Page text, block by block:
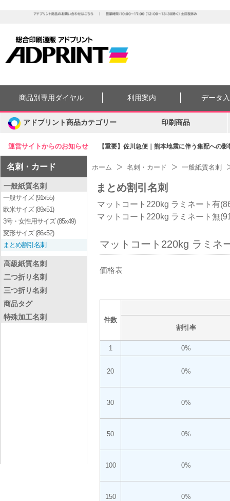
運営サイトからのお知らせ 【重要】佐川急便｜熊本地震に伴う集配への
商品別専用ダイヤル 利用案内 データ
アドプリント商品カテゴリー 印刷商品
名刺・カード
一般紙質名刺
一般サイズ (91x55)
欧米サイズ (89x51)
3号・女性用サイズ (85x49)
変形サイズ (86x52)
まとめ割引名刺
高級紙質名刺
二つ折り名刺
三つ折り名刺
商品タグ
特殊加工名刺
ホーム 名刺・カード 一般紙質名刺
まとめ割引名刺
マットコート220kg ラミネート有
マットコート220kg ラミネート無
マットコート220kg ラミネ
価格表
件数
割引率
1 0%
20 0%
30 0%
50 0%
100 0%
150 0%